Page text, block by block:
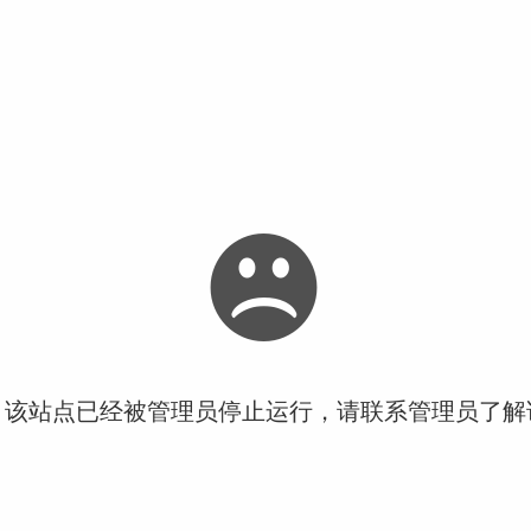
站点已经被管理员停止运行，请联系管理员了